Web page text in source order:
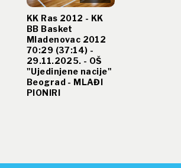
KK Ras 2012 - KK
BB Basket
Mladenovac 2012
70:29 (37:14) -
29.11.2025. - OŠ
"Ujedinjene nacije"
Beograd - MLAĐI
PIONIRI